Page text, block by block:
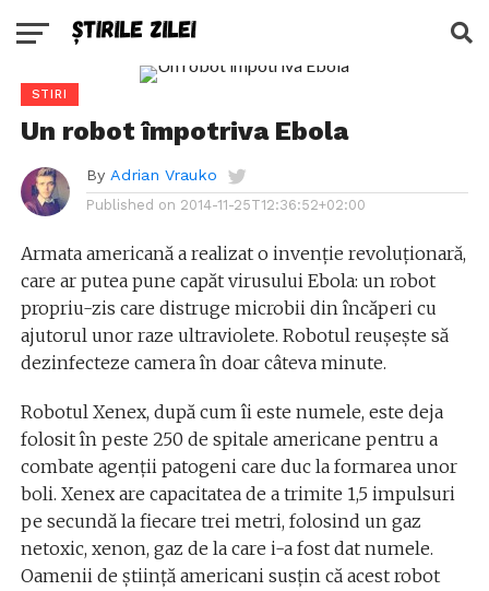
STIRI
Un robot împotriva Ebola
By Adrian Vrauko
Published on 2014-11-25T12:36:52+02:00
Armata americană a realizat o invenție revoluționară,
care ar putea pune capăt virusului Ebola: un robot
propriu-zis care distruge microbii din încăperi cu
ajutorul unor raze ultraviolete. Robotul reușește să
dezinfecteze camera în doar câteva minute.
Robotul Xenex, după cum îi este numele, este deja
folosit în peste 250 de spitale americane pentru a
combate agenții patogeni care duc la formarea unor
boli. Xenex are capacitatea de a trimite 1,5 impulsuri
pe secundă la fiecare trei metri, folosind un gaz
netoxic, xenon, gaz de la care i-a fost dat numele.
Oamenii de știință americani susțin că acest robot